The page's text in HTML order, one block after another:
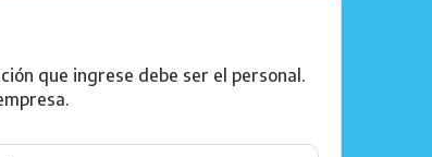
que ingrese debe ser el personal.